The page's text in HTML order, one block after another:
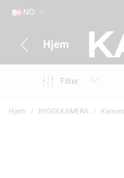
NO
Hjem
Filter
Hjem RYGGEKAMERA